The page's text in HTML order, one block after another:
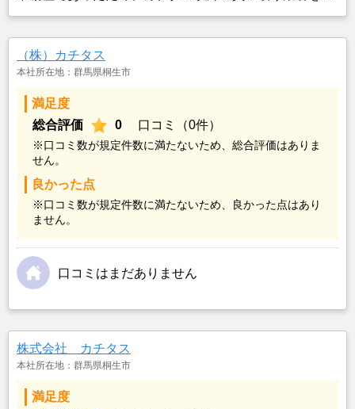
も空き家の状態で不動産を残しておけないと考えて売却
を決めた。
（株）カチタス
本社所在地：群馬県桐生市
満足度
総合評価
0 口コミ（0件）
※口コミ数が規定件数に満たないため、総合評価はありま
せん。
良かった点
※口コミ数が規定件数に満たないため、良かった点はあり
ません。
口コミはまだありません
株式会社 カチタス
本社所在地：群馬県桐生市
満足度